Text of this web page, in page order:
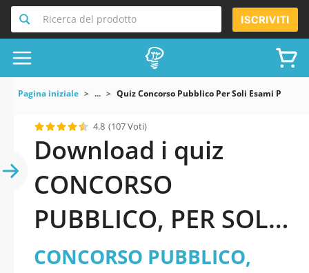
Ricerca del prodotto ISCRIVITI
Pagina iniziale ... Quiz Concorso Pubblico Per Soli Esami Per
4.8 (107 Voti)
Download i quiz
CONCORSO
PUBBLICO, PER SOLI
ESAMI, PER
CONCORSO PUBBLICO,